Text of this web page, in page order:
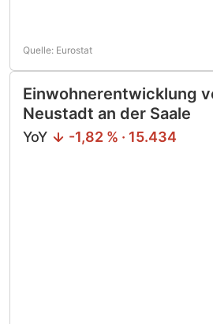
Quelle: Eurostat
Einwohnerentwicklung
Neustadt an der Saale
YoY -1,82 % · 15.434